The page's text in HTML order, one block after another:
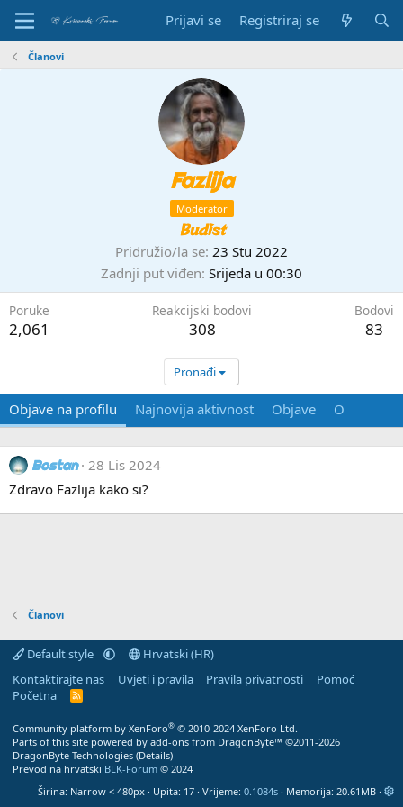
Prijavi se Registriraj se
Članovi
Fazlija
Moderator
Budist
Pridružio/la se 23 Stu 2022
Zadnji put viđen Srijeda u 00:30
Poruke
2,061
Reakcijski bodovi
308
Bodovi
83
Pronađi
Objave na profilu Najnovija aktivnost Objave O
Bostan
28 Lis 2024
Zdravo Fazlija kako si?
Članovi
Default style
Hrvatski (HR)
Kontaktirajte nas
Uvjeti i pravila Pravila privatnosti
Pomoć
Početna
R
Community platform by XenForo® © 2010-2024 XenForo Ltd.
Parts of this site powered by add-ons from DragonByte™ ©2011-2026
DragonByte Technologies (Details)
Prevod na hrvatski BLK-Forum © 2024
Širina
Upita 17 Vrijeme 0.1084s Memorija 20.61MB